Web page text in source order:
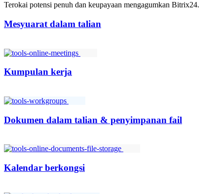
Terokai potensi penuh dan keupayaan mengagumkan Bitrix24.
Mesyuarat dalam talian
Kumpulan kerja
Dokumen dalam talian & penyimpanan fail
Kalendar berkongsi